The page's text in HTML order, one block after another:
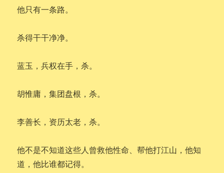
他只有一条路。
杀得干干净净。
蓝玉，兵权在手，杀。
胡惟庸，集团盘根，杀。
李善长，资历太老，杀。
他不是不知道这些人曾救他性命、帮他打江山，他知
道，他比谁都记得。